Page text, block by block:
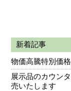
新着記事
物価高騰特別価
展示品のカウン
売いたします